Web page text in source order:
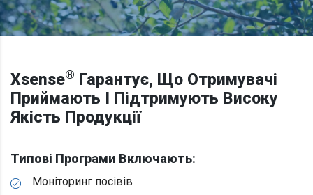
Xsense® Гарантує, Що Отримувачі
Приймають І Підтримують Високу
Якість Продукції
Типові Програми Включають:
Моніторинг посівів